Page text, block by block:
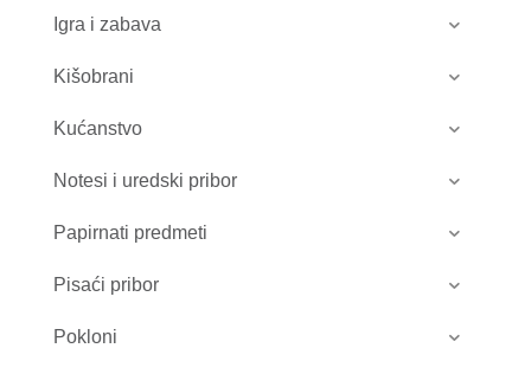
Igra i zabava
Kišobrani
Kućanstvo
Notesi i uredski pribor
Papirnati predmeti
Pisaći pribor
Pokloni